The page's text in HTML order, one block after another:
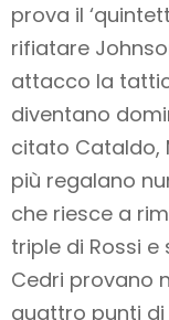
prova il
rifiatare
attacco la
diventano
citato Cataldo,
più regalano
che riesce a
triple di Rossi e
Cedri provano
quattro punti